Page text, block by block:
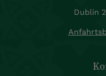
Dublin